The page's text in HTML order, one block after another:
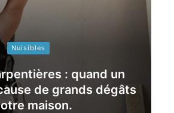
Nuisibles
: quand un
de grands dégâts
maison.